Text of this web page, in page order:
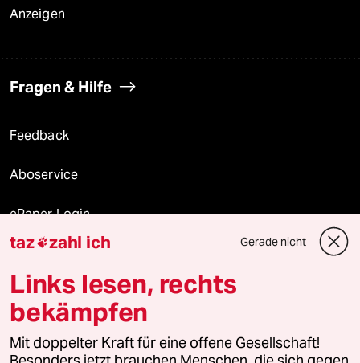
Anzeigen
Fragen & Hilfe
Feedback
Aboservice
ePaper Login
Downloads für Abonnierende
© 2026 taz Verlags und Vertriebs GmbH
Alle Rechte vorbehalten. Bei rechtlichen Fragen oder für Genehmigungen
wenden Sie sich bitte an lizenzen@taz.de
taz zahl ich Gerade nicht
Links lesen, rechts
bekämpfen
Mit doppelter Kraft für eine offene Gesellschaft!